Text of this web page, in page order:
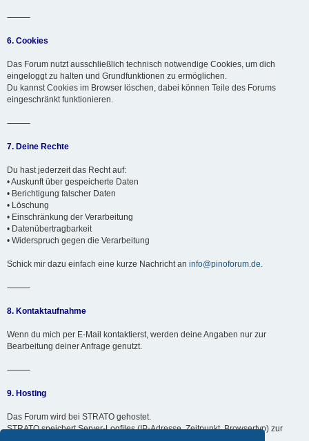
⸻
6. Cookies
Das Forum nutzt ausschließlich technisch notwendige Cookies, um dich
eingeloggt zu halten und Grundfunktionen zu ermöglichen.
Du kannst Cookies im Browser löschen, dabei können Teile des Forums
eingeschränkt funktionieren.
⸻
7. Deine Rechte
Du hast jederzeit das Recht auf:
• Auskunft über gespeicherte Daten
• Berichtigung falscher Daten
• Löschung
• Einschränkung der Verarbeitung
• Datenübertragbarkeit
• Widerspruch gegen die Verarbeitung
Schick mir dazu einfach eine kurze Nachricht an info@pinoforum.de.
⸻
8. Kontaktaufnahme
Wenn du mich per E-Mail kontaktierst, werden deine Angaben nur zur
Bearbeitung deiner Anfrage genutzt.
⸻
9. Hosting
Das Forum wird bei STRATO gehostet.
STRATO speichert Server-Logfiles (IP-Adresse, Zeitpunkt, Browsertyp) zur